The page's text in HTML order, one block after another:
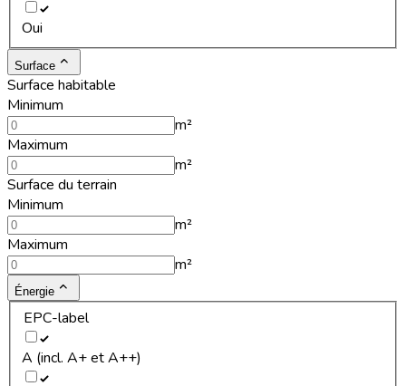
Oui
Surface
Surface habitable
Minimum
m²
Maximum
m²
Surface du terrain
Minimum
m²
Maximum
m²
Énergie
EPC-label
A (incl. A+ et A++)